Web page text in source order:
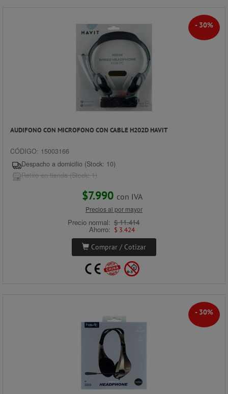
- 30%
AUDIFONO CON MICROFONO CON CABLE H202D HAVIT
CÓDIGO: 15003166
Despacho a domicilio (Stock: 10)
Retiro en tienda (Stock: 1)
$7.990 con IVA
Precios al por mayor
Precio normal: $ 11.414
Ahorro: $ 3.424
Comprar / Cotizar
- 30%